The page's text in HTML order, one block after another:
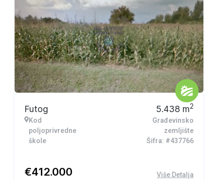
Futog
Kod
poljoprivredne
škole
5.438 m2
Građevinsko
zemljište
Šifra: #437766
€412.000 Više Detalja